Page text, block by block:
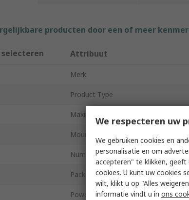
producten door een of meer
selecteren Attribuut
Merk
Product Type
Maximum Resistance
Mount Type
Number of Turns
Packaging
Power Rating
We respecteren uw
We gebruiken cookies en
personalisatie en om
accepteren" te klikken,
cookies. U kunt uw cookies
wilt, klikt u op "Alles
informatie vindt u in ons